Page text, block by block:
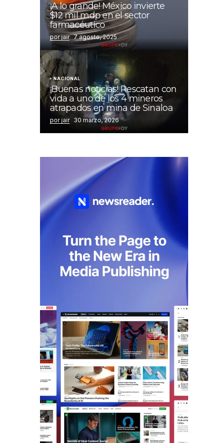
¡A lo grande! México invierte
$12 mil mdp en el sector
farmacéutico
por jair 7 agosto, 2025
NACIONAL
¡Buenas noticias! Rescatan con
vida a uno de los 4 mineros
atrapados en mina de Sinaloa
por jair 30 marzo, 2026